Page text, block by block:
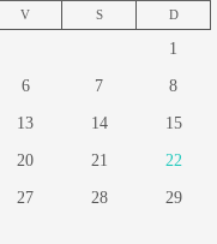
V S D
1
6 7 8
13 14 15
20 21 22
27 28 29